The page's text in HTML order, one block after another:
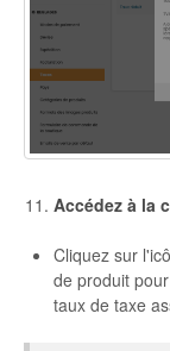
Accédez à la
Cliquez sur
de produit
taux de taxe